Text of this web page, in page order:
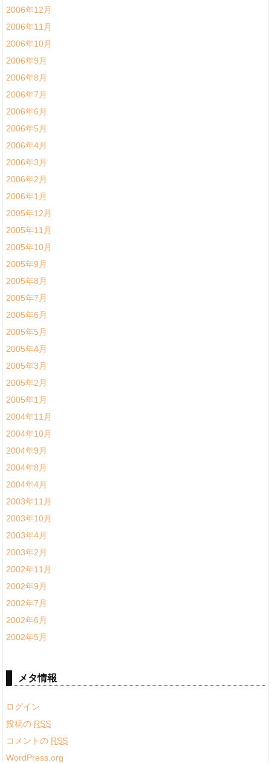
2006年12月
2006年11月
2006年10月
2006年9月
2006年8月
2006年7月
2006年6月
2006年5月
2006年4月
2006年3月
2006年2月
2006年1月
2005年12月
2005年11月
2005年10月
2005年9月
2005年8月
2005年7月
2005年6月
2005年5月
2005年4月
2005年3月
2005年2月
2005年1月
2004年11月
2004年10月
2004年9月
2004年8月
2004年4月
2003年11月
2003年10月
2003年4月
2003年2月
2002年11月
2002年9月
2002年7月
2002年6月
2002年5月
メタ情報
ログイン
投稿の RSS
コメントの RSS
WordPress.org